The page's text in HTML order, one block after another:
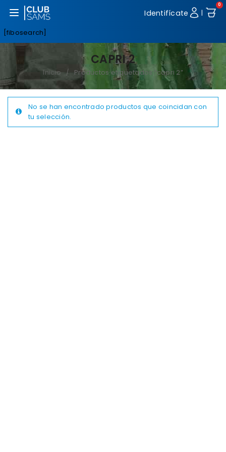
Abrir menú Identifícate |
0
[fibosearch]
CAPRI 2
Inicio / Productos etiquetados “capri 2”
No se han encontrado productos que coincidan con
tu selección.